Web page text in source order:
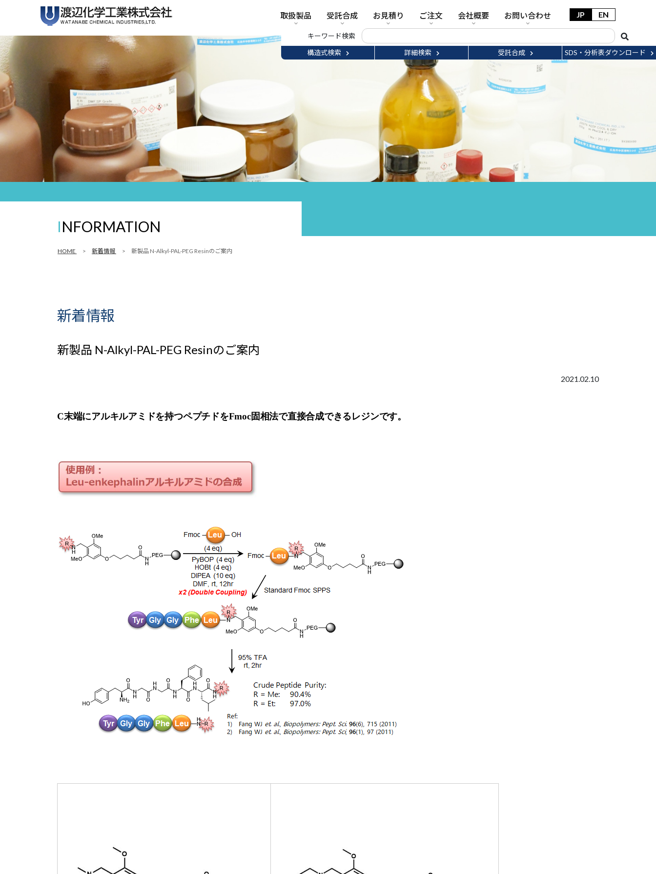
取扱製品 受託合成 お見積り ご注文 会社概要 お問い合わせ JP EN
キーワード検索
構造式検索
詳細検索 受託合成 SDS・分析表ダウンロード
INFORMATION
HOME 新着情報 新製品 N-Alkyl-PAL-PEG Resinのご案内
新着情報
新製品 N-Alkyl-PAL-PEG Resinのご案内
2021.02.10
C末端にアルキルアミドを持つペプチドをFmoc固相法で直接合成できるレジンです。